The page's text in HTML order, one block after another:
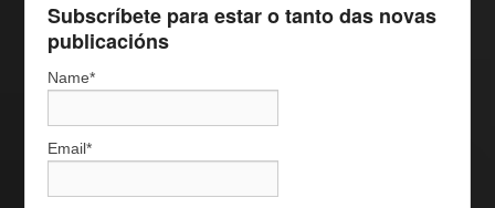
Subscríbete para estar o tanto das novas
publicacións
Name*
Email*